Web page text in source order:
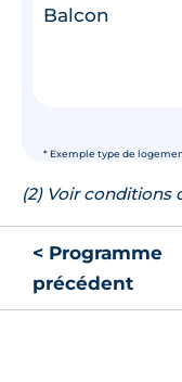
* Exemple type de
Balcon
(2) Voir conditions
< Programme
précédent